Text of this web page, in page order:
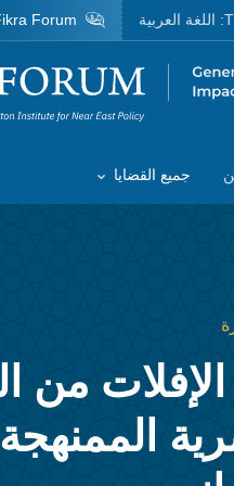
Toggle List of
جميع القضايا
اللغة العربية Forum
الإفلات من